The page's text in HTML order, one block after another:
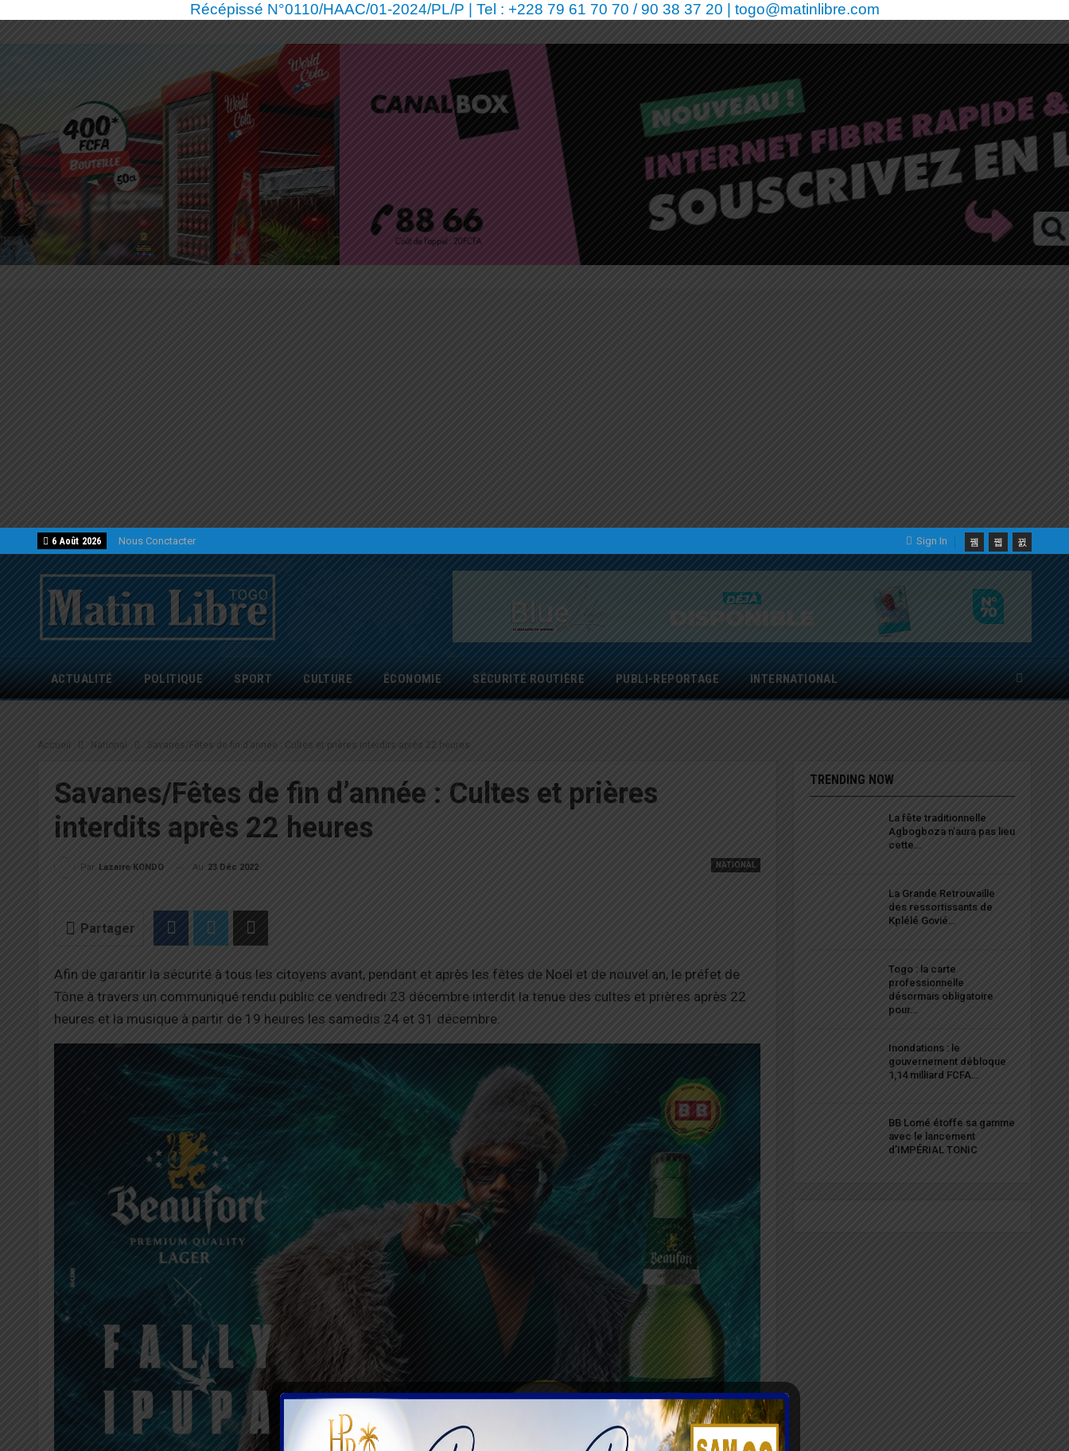
Récépissé N°0110/HAAC/01-2024/PL/P | Tel : +228 79 61 70 70 / 90 38 37 20 | togo@matinlibre.com
Sign In
6 Août 2026 Nous Conctacter
ACTUALITÉ POLITIQUE SPORT CULTURE ÉCONOMIE SÉCURITÉ ROUTIÈRE PUBLI-REPORTAGE INTERNATIONAL
Accueil National Savanes/Fêtes de fin d’année : Cultes et prières interdits après 22 heures
Savanes/Fêtes de fin d’année : Cultes et prières
interdits après 22 heures
NATIONAL
Par Lazarre KONDO Au 23 Déc 2022
Partager
Afin de garantir la sécurité à tous les citoyens avant, pendant et après les fêtes de Noël et de nouvel an, le préfet de
Tône à travers un communiqué rendu public ce vendredi 23 décembre interdit la tenue des cultes et prières après 22
heures et la musique à partir de 19 heures les samedis 24 et 31 décembre.
TRENDING NOW
La fête traditionnelle
Agbogboza n’aura pas lieu
cette…
La Grande Retrouvaille
des ressortissants de
Kplélé Govié…
Togo : la carte
professionnelle
désormais obligatoire
pour…
Inondations : le
gouvernement débloque
1,14 milliard FCFA…
BB Lomé étoffe sa gamme
avec le lancement
d’IMPÉRIAL TONIC